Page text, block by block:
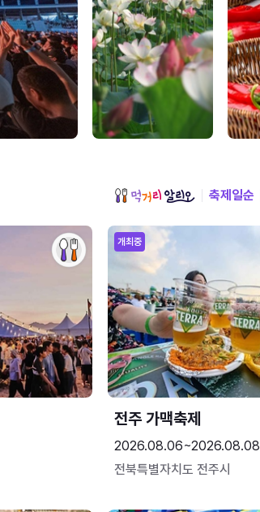
축제일순
개최중
전주 가맥축제
2026.08.06~2026.08.08
전북특별자치도 전주시